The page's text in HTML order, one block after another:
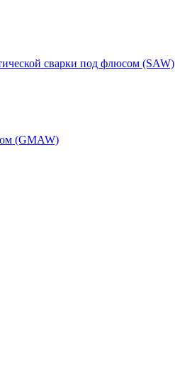
сварки под флюсом (SAW)
(GMAW)